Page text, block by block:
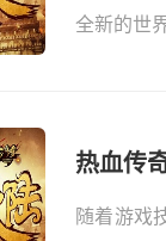
全新的世
热血传
随着游戏